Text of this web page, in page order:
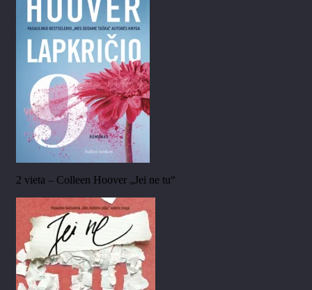
2 vieta – Colleen Hoover „Jei ne tu“